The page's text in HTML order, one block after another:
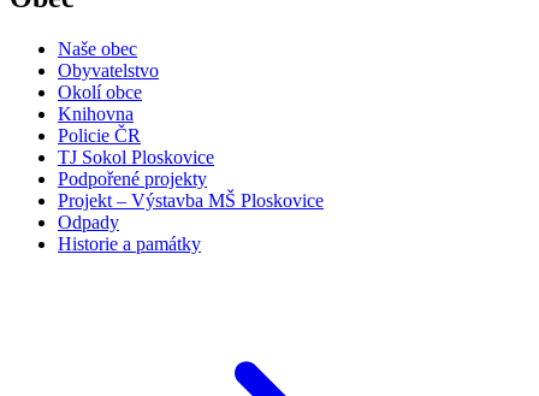
Naše obec
Obyvatelstvo
Okolí obce
Knihovna
Policie ČR
TJ Sokol Ploskovice
Podpořené projekty
Projekt – Výstavba MŠ Ploskovice
Odpady
Historie a památky